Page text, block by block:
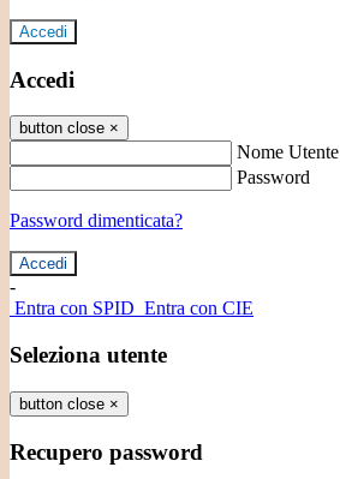
Accedi
Accedi
button close ×
Nome Utente
Password
Password dimenticata?
-
Entra con SPID Entra con CIE
Seleziona utente
button close ×
Recupero password